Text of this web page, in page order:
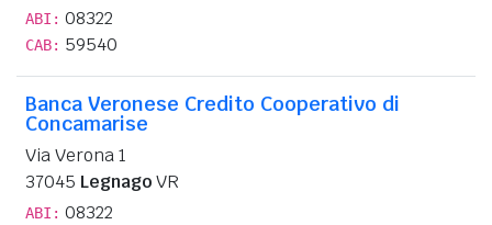
ABI: 08322
CAB: 59540
Banca Veronese Credito Cooperativo di
Concamarise
Via Verona 1
37045 LegnagoVR
ABI: 08322